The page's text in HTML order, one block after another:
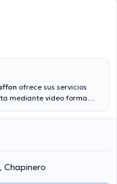
ofrece sus servicios
mediante video forma
de $180000.
Chapinero